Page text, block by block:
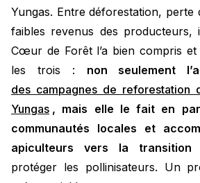
Yungas. Entre déforestation, perte
faibles revenus des producteurs,
Cœur de Forêt l’a bien compris et
les trois : non seulement
des campagnes de reforestation
Yungas , mais elle le fait en
communautés locales et
apiculteurs vers la transition
protéger les pollinisateurs. Un